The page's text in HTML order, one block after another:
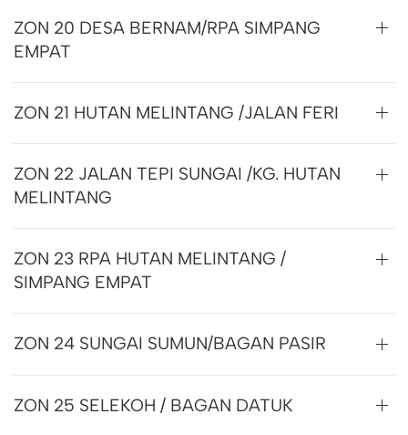
ZON 20 DESA BERNAM/RPA SIMPANG
EMPAT
ZON 21 HUTAN MELINTANG /JALAN FERI
ZON 22 JALAN TEPI SUNGAI /KG. HUTAN
MELINTANG
ZON 23 RPA HUTAN MELINTANG /
SIMPANG EMPAT
ZON 24 SUNGAI SUMUN/BAGAN PASIR
ZON 25 SELEKOH / BAGAN DATUK